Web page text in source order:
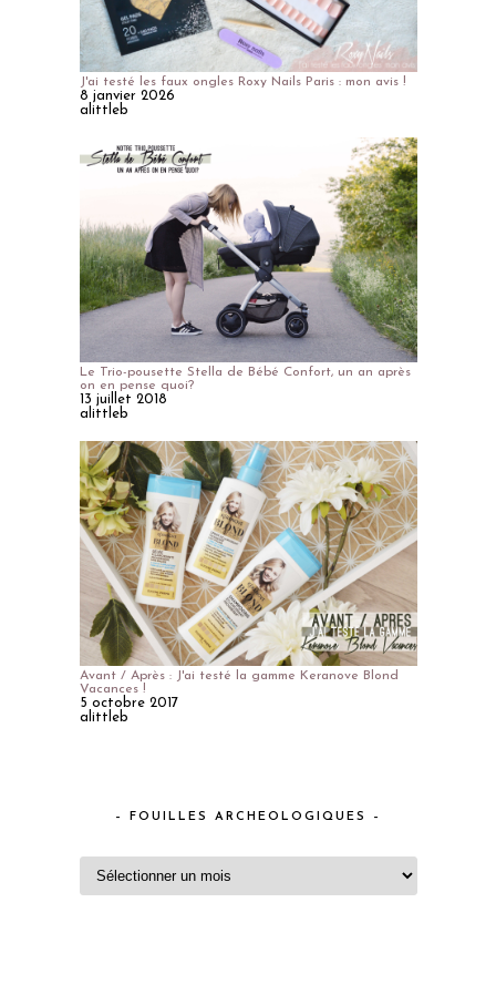
J'ai testé les faux ongles Roxy Nails Paris : mon avis !
8 janvier 2026
alittleb
Le Trio-pousette Stella de Bébé Confort, un an après
on en pense quoi?
13 juillet 2018
alittleb
Avant / Après : J'ai testé la gamme Keranove Blond
Vacances !
5 octobre 2017
alittleb
– FOUILLES ARCHEOLOGIQUES –